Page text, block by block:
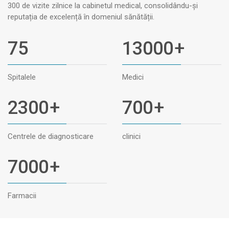
300 de vizite zilnice la cabinetul medical, consolidându-și
reputația de excelență în domeniul sănătății.
75
Spitalele
13000+
Medici
2300+
Centrele de diagnosticare
700+
clinici
7000+
Farmacii